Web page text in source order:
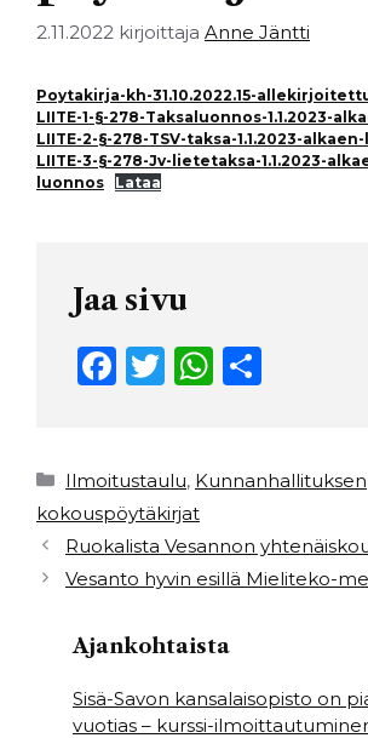
2.11.2022 kirjoittaja Anne Jäntti
Poytakirja-kh-31.10.2022.15-
LIITE-1-§-278-Taksaluonnos-1.1.2023-
LIITE-2-§-278-TSV-taksa-1.1.2023-
LIITE-3-§-278-Jv-lietetaksa-1.1.2023-
luonnos
Lataa
Jaa sivu
F
e
b
o
o
k
T
t
e
r
W
ts
p
p
e
Kategoriat
Ilmoitustaulu, Kunnanhallituksen
kokouspöytäkirjat
Ruokalista Vesannon
Vesanto hyvin esillä Mieliteko-
Ajankohtaista
Sisä-Savon kansalaisopisto on
vuotias – kurssi-